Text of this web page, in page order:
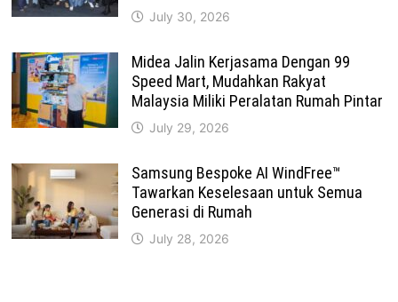
July 30, 2026
Midea Jalin Kerjasama Dengan 99
Speed Mart, Mudahkan Rakyat
Malaysia Miliki Peralatan Rumah Pintar
July 29, 2026
Samsung Bespoke AI WindFree™
Tawarkan Keselesaan untuk Semua
Generasi di Rumah
July 28, 2026